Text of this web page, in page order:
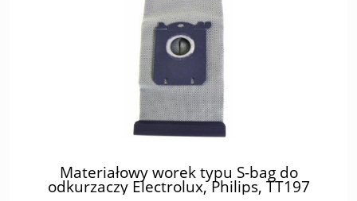
Materiałowy worek typu S-bag do
odkurzaczy Electrolux, Philips, TT197